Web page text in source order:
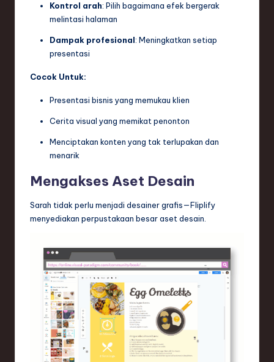
Kontrol arah: Pilih bagaimana efek bergerak
melintasi halaman
Dampak profesional: Meningkatkan setiap
presentasi
Cocok Untuk:
Presentasi bisnis yang memukau klien
Cerita visual yang memikat penonton
Menciptakan konten yang tak terlupakan dan
menarik
Mengakses Aset Desain
Sarah tidak perlu menjadi desainer grafis—Fliplify
menyediakan perpustakaan besar aset desain.